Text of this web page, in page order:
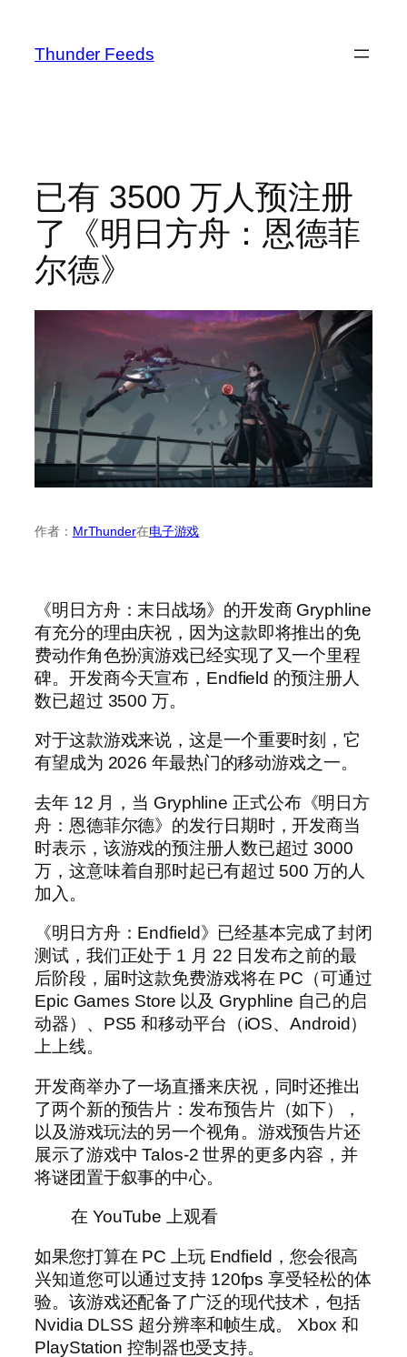
Thunder Feeds
已有 3500 万人预注册
了《明日方舟：恩德菲
尔德》
作者： MrThunder在电子游戏
《明日方舟：末日战场》的开发商 Gryphline
有充分的理由庆祝，因为这款即将推出的免
费动作角色扮演游戏已经实现了又一个里程
碑。开发商今天宣布，Endfield 的预注册人
数已超过 3500 万。
对于这款游戏来说，这是一个重要时刻，它
有望成为 2026 年最热门的移动游戏之一。
去年 12 月，当 Gryphline 正式公布《明日方
舟：恩德菲尔德》的发行日期时，开发商当
时表示，该游戏的预注册人数已超过 3000
万，这意味着自那时起已有超过 500 万的人
加入。
《明日方舟：Endfield》已经基本完成了封闭
测试，我们正处于 1 月 22 日发布之前的最
后阶段，届时这款免费游戏将在 PC（可通过
Epic Games Store 以及 Gryphline 自己的启
动器）、PS5 和移动平台（iOS、Android）
上上线。
开发商举办了一场直播来庆祝，同时还推出
了两个新的预告片：发布预告片（如下），
以及游戏玩法的另一个视角。游戏预告片还
展示了游戏中 Talos-2 世界的更多内容，并
将谜团置于叙事的中心。
在 YouTube 上观看
如果您打算在 PC 上玩 Endfield，您会很高
兴知道您可以通过支持 120fps 享受轻松的体
验。该游戏还配备了广泛的现代技术，包括
Nvidia DLSS 超分辨率和帧生成。 Xbox 和
PlayStation 控制器也受支持。